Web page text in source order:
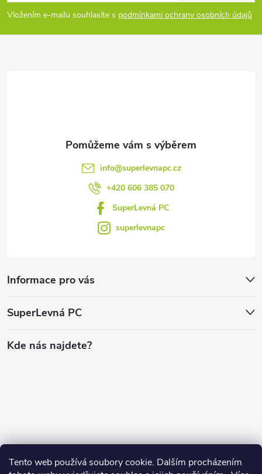
Tento web používá soubory cookie. Dalším procházením
p
a
Vložením e-mailu souhlasíte s podmínkami ochrany osobních údajů
info@superlevnapc.cz
+420 606 385 070
SuperLevná PC
superlevnapc
Informace pro vás
SuperLevná PC
Kde nás najdete?